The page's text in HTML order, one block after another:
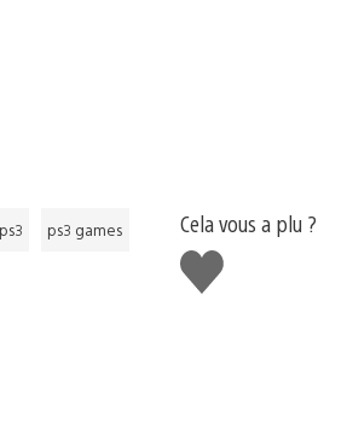
ps3 ps3 games
Cela vous a plu ?
J'aime